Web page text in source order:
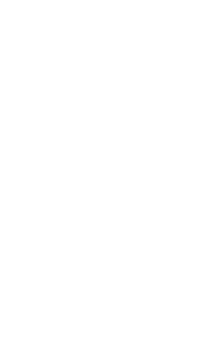
が IT チームに転送さ
ができます。
めの事前設定済みの
タを含むカスタムフ